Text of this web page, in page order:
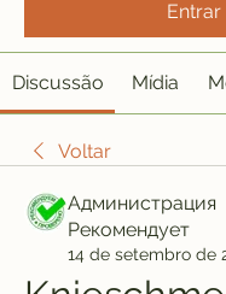
Entrar
Discussão Mídia
Voltar
Администрация
Рекомендует
14 de setembro de